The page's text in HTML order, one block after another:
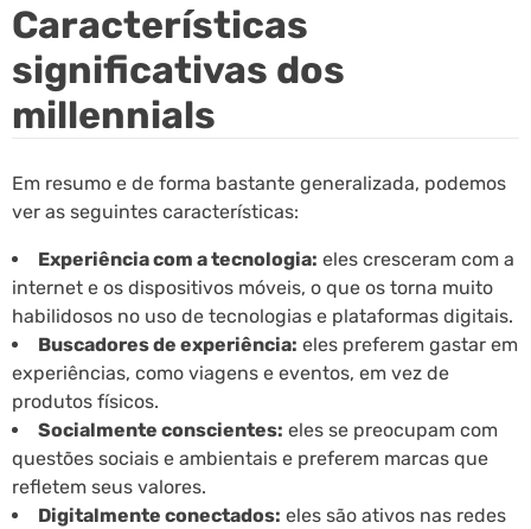
Características
significativas dos
millennials
Em resumo e de forma bastante generalizada, podemos
ver as seguintes características:
Experiência com a tecnologia: eles cresceram com a
internet e os dispositivos móveis, o que os torna muito
habilidosos no uso de tecnologias e plataformas digitais.
Buscadores de experiência: eles preferem gastar em
experiências, como viagens e eventos, em vez de
produtos físicos.
Socialmente conscientes: eles se preocupam com
questões sociais e ambientais e preferem marcas que
refletem seus valores.
Digitalmente conectados: eles são ativos nas redes